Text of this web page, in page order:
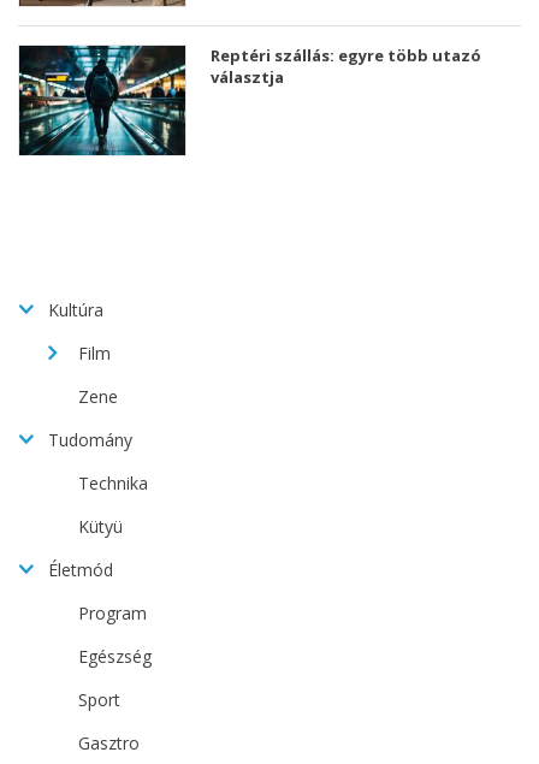
Reptéri szállás: egyre több utazó
választja
Kultúra
Film
Zene
Tudomány
Technika
Kütyü
Életmód
Program
Egészség
Sport
Gasztro